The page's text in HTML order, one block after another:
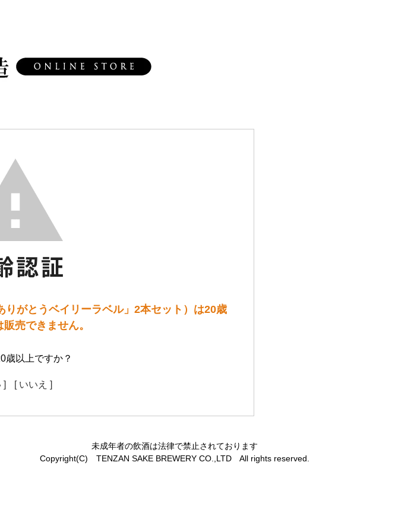
がとうベイリーラベル」2本セット）は20歳
売できません。
歳以上ですか？
] [ いいえ ]
未成年者の飲酒は法律で禁止されております
Copyright(C) TENZAN SAKE BREWERY CO.,LTD All rights reserved.